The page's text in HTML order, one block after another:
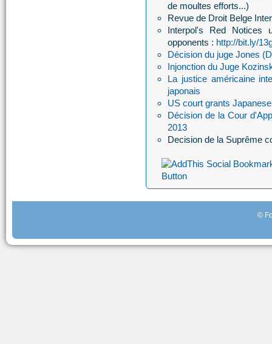
de moultes efforts...)
Revue de Droit Belge
Interpol's Red Notices
opponents : http://bit.ly/
Décision du juge Jones
Injonction du Juge
La justice américaine
japonais
US court grants
Décision de la Cour
2013
Decision de la Suprême
©